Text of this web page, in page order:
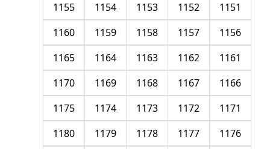
1151
1152
1153
1154
1155
1156
1157
1158
1159
1160
1161
1162
1163
1164
1165
1166
1167
1168
1169
1170
1171
1172
1173
1174
1175
1176
1177
1178
1179
1180